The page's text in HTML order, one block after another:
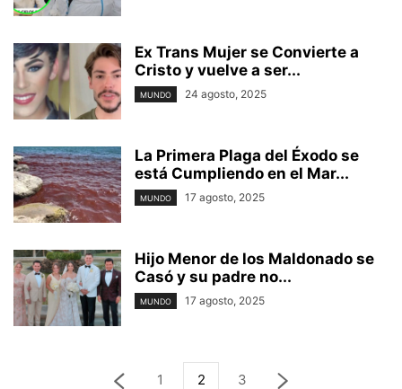
Ex Trans Mujer se Convierte a
Cristo y vuelve a ser...
MUNDO 24 agosto, 2025
La Primera Plaga del Éxodo se
está Cumpliendo en el Mar...
MUNDO 17 agosto, 2025
Hijo Menor de los Maldonado se
Casó y su padre no...
MUNDO 17 agosto, 2025
1 2 3